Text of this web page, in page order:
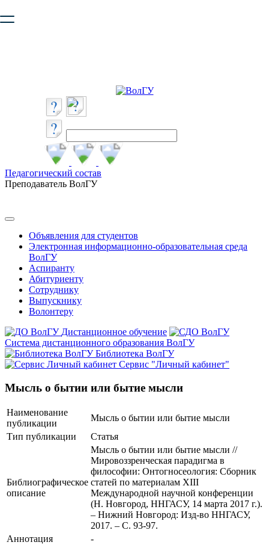
безопасную работу с сайтом. Пожалуйста
Педагогический состав
Преподаватель ВолГУ
Объявления для студентов
Электронная информационно-образовательная среда
ВолГУ
Аспиранту
Абитуриенту
Сотруднику
Выпускнику
Волонтеру
Дистанционное обучение
Система дистанционного образования ВолГУ
Библиотека ВолГУ
Сервис "Личный кабинет"
Мысль о бытии или бытие мысли
Наименование
публикации
Мысль о бытии или бытие мысли
Тип публикации
Статья
Библиографическое
описание
Мысль о бытии или бытие мысли //
Мировоззренческая парадигма в
философии: Онтогносеология: Сборник
статей по материалам XIII
Международной научной конференции
(Н. Новгород, ННГАСУ, 14 марта 2017 г.).
– Нижний Новгород: Изд-во ННГАСУ,
2017. – С. 93-97.
Аннотация
-